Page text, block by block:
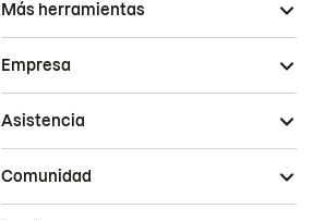
Más herramientas
Empresa
Asistencia
Comunidad